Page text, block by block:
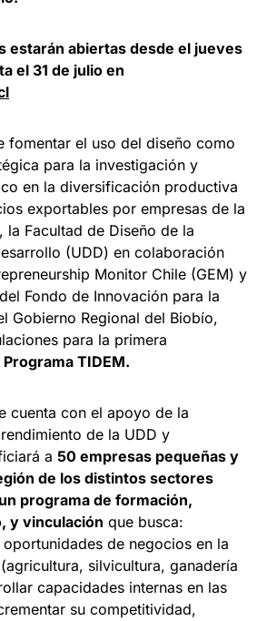
estarán abiertas desde el jueves
el 31 de julio en
fomentar el uso del diseño como
para la investigación y
en la diversificación productiva
exportables por empresas de la
la Facultad de Diseño de la
(UDD) en colaboración
Monitor Chile (GEM) y
Fondo de Innovación para la
Gobierno Regional del Biobío,
para la primera
TIDEM.
cuenta con el apoyo de la
de la UDD y
a 50 empresas pequeñas y
de los distintos sectores
programa de formación,
y vinculación que busca:
de negocios en la
silvicultura, ganadería
capacidades internas en las
su competitividad,